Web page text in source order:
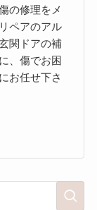
の修理をメ
ペアのアル
関ドアの補
、傷でお困
お任せ下さ